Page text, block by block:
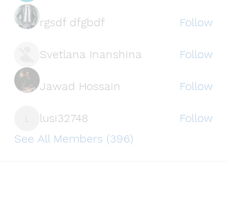
rgsdf dfgbdf Follow
Svetlana Inanshina Follow
Jawad Hossain Follow
lusi32748
lusi32748
Follow
See All Members (396)